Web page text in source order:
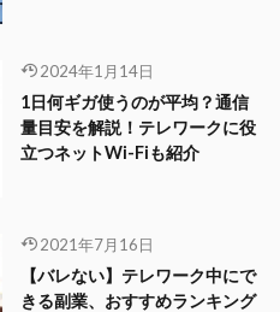
2024年1月14日
1日何ギガ使うのが平均？通信
量目安を解説！テレワークに役
立つネットWi-Fiも紹介
2021年7月16日
【バレない】テレワーク中にで
きる副業、おすすめランキング